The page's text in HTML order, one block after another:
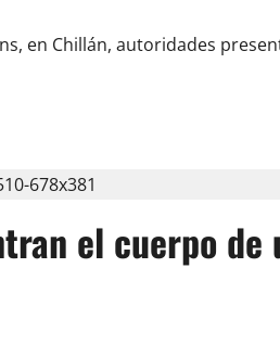
en Chillán, autoridades
el cuerpo